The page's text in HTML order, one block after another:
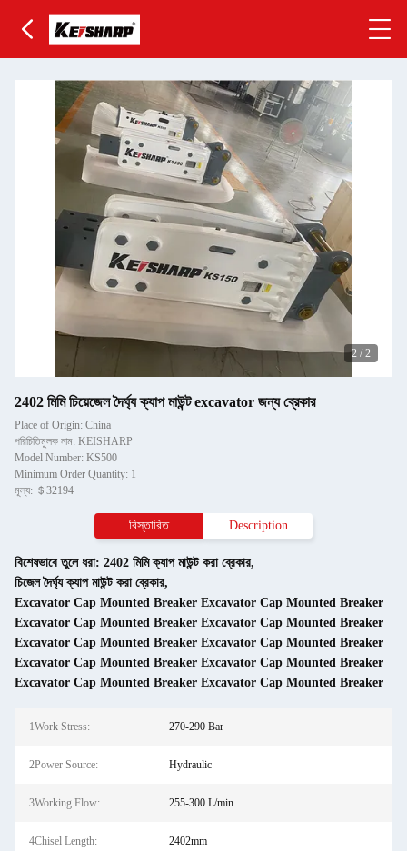
2 / 2
2402 মিমি চিয়েজেল দৈর্ঘ্য ক্যাপ মাউন্ট excavator জন্য ব্রেকার
Place of Origin: China
পরিচিতিমুলক নাম: KEISHARP
Model Number: KS500
Minimum Order Quantity: 1
মূল্য: ＄32194
বিস্তারিত Description
বিশেষভাবে তুলে ধরা: 2402 মিমি ক্যাপ মাউন্ট করা ব্রেকার,
চিজেল দৈর্ঘ্য ক্যাপ মাউন্ট করা ব্রেকার,
Excavator Cap Mounted Breaker Excavator Cap Mounted Breaker
Excavator Cap Mounted Breaker Excavator Cap Mounted Breaker
Excavator Cap Mounted Breaker Excavator Cap Mounted Breaker
Excavator Cap Mounted Breaker Excavator Cap Mounted Breaker
Excavator Cap Mounted Breaker Excavator Cap Mounted Breaker
1Work Stress: 270-290 Bar
2Power Source: Hydraulic
3Working Flow: 255-300 L/min
4Chisel Length: 2402mm